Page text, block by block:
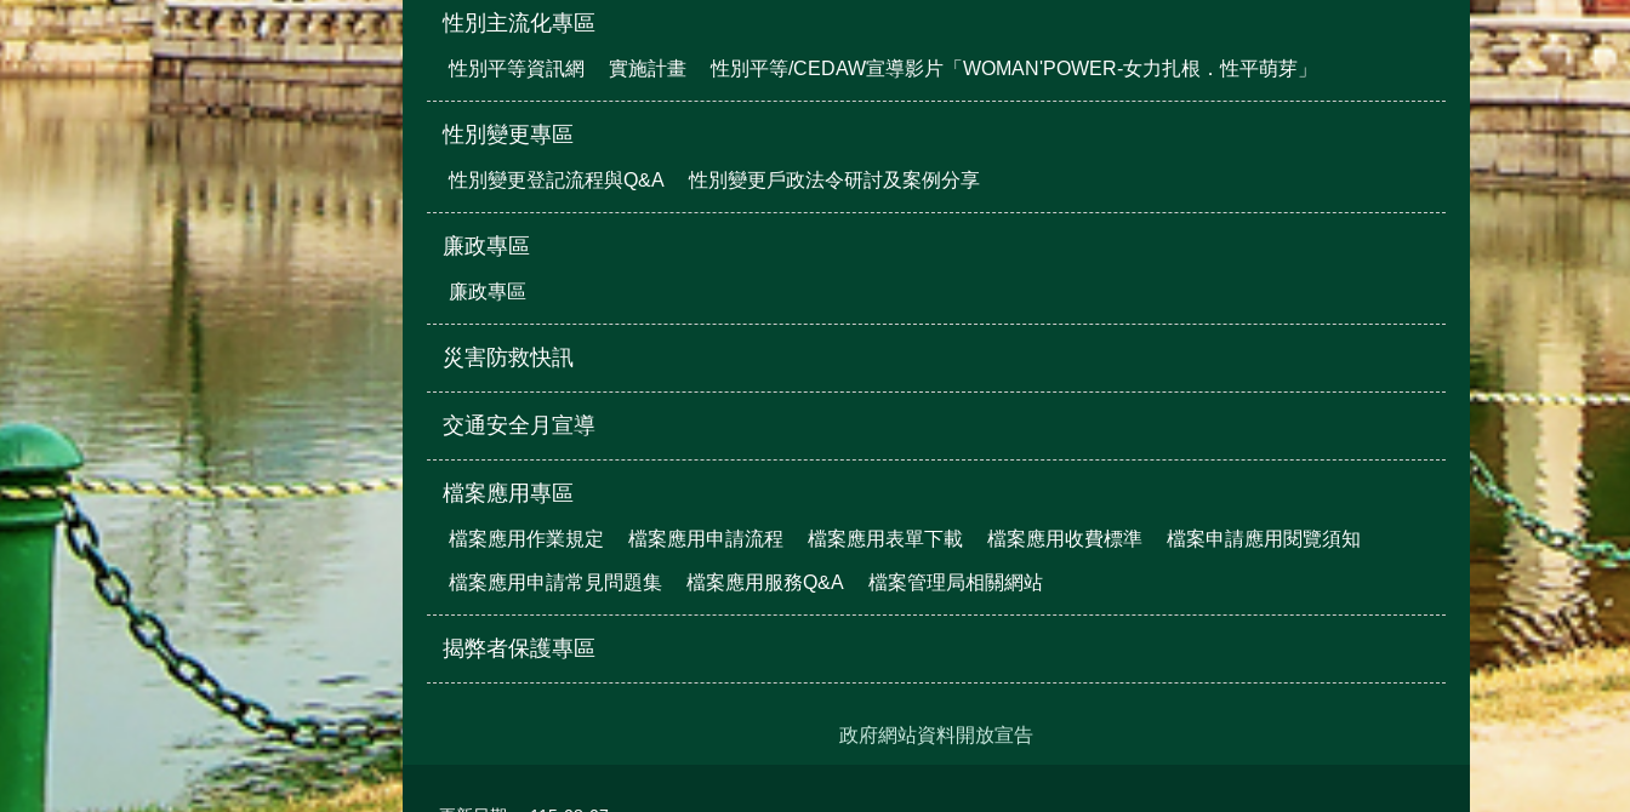
性別主流化專區
性別平等資訊網 實施計畫 性別平等/CEDAW宣導影片「WOMAN'POWER-女力扎根．性平萌芽」
性別變更專區
性別變更登記流程與Q&A 性別變更戶政法令研討及案例分享
廉政專區
廉政專區
災害防救快訊
交通安全月宣導
檔案應用專區
檔案應用作業規定 檔案應用申請流程 檔案應用表單下載 檔案應用收費標準 檔案申請應用閱覽須知
檔案應用申請常見問題集 檔案應用服務Q&A 檔案管理局相關網站
揭弊者保護專區
政府網站資料開放宣告